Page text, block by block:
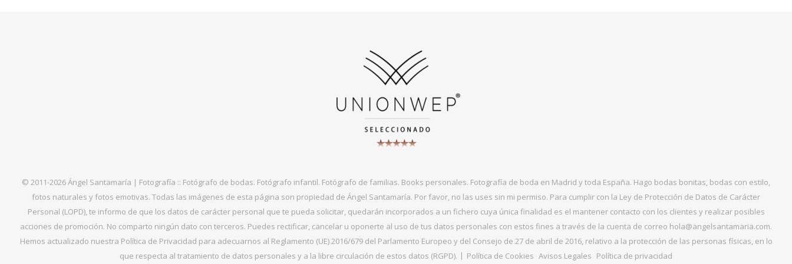
© 2011-2026 Ángel Santamaría | Fotografía :: Fotógrafo de bodas. Fotógrafo infantil. Fotógrafo de familias. Books personales. Fotografía de boda en Madrid y toda España. Hago bodas bonitas, bodas con estilo,
fotos naturales y fotos emotivas. Todas las imágenes de esta página son propiedad de Ángel Santamaría. Por favor, no las uses sin mi permiso. Para cumplir con la Ley de Protección de Datos de Carácter
Personal (LOPD), te informo de que los datos de carácter personal que te pueda solicitar, quedarán incorporados a un fichero cuya única finalidad es el mantener contacto con los clientes y realizar posibles
acciones de promoción. No comparto ningún dato con terceros. Puedes rectificar, cancelar u oponerte al uso de tus datos personales con estos fines a través de la cuenta de correo hola@angelsantamaria.com.
Hemos actualizado nuestra Política de Privacidad para adecuarnos al Reglamento (UE) 2016/679 del Parlamento Europeo y del Consejo de 27 de abril de 2016, relativo a la protección de las personas físicas, en lo
que respecta al tratamiento de datos personales y a la libre circulación de estos datos (RGPD).
Política de Cookies Avisos Legales Política de privacidad